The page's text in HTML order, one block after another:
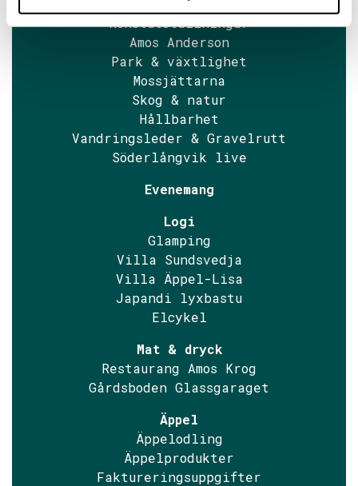
Konstutställningar
Amos Anderson
Park & växtlighet
Mossjättarna
Skog & natur
Hållbarhet
Vandringsleder & Gravelrutt
Söderlångvik live
Evenemang
Logi
Glamping
Villa Sundsvedja
Villa Äppel-Lisa
Japandi lyxbastu
Elcykel
Mat & dryck
Restaurang Amos Krog
Gårdsboden Glassgaraget
Äppel
Äppelodling
Äppelprodukter
Faktureringsuppgifter